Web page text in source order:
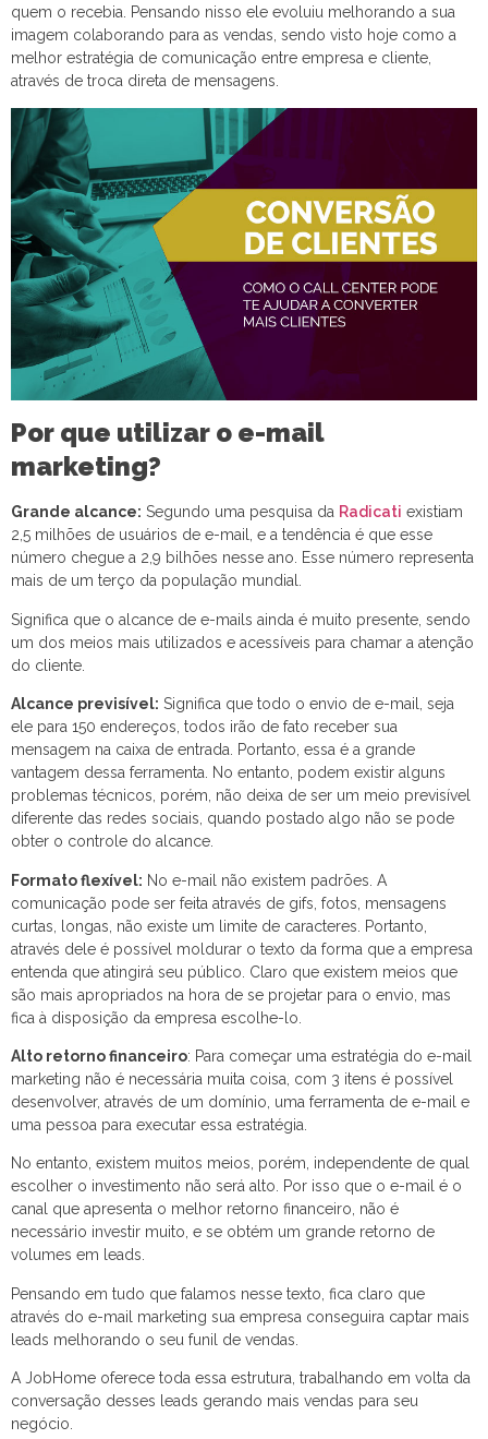
quem o recebia. Pensando nisso ele evoluiu melhorando a sua
imagem colaborando para as vendas, sendo visto hoje como a
melhor estratégia de comunicação entre empresa e cliente,
através de troca direta de mensagens.
Por que utilizar o e-mail
marketing?
Grande alcance: Segundo uma pesquisa da Radicati existiam
2,5 milhões de usuários de e-mail, e a tendência é que esse
número chegue a 2,9 bilhões nesse ano. Esse número representa
mais de um terço da população mundial.
Significa que o alcance de e-mails ainda é muito presente, sendo
um dos meios mais utilizados e acessíveis para chamar a atenção
do cliente.
Alcance previsível: Significa que todo o envio de e-mail, seja
ele para 150 endereços, todos irão de fato receber sua
mensagem na caixa de entrada. Portanto, essa é a grande
vantagem dessa ferramenta. No entanto, podem existir alguns
problemas técnicos, porém, não deixa de ser um meio previsível
diferente das redes sociais, quando postado algo não se pode
obter o controle do alcance.
Formato flexível: No e-mail não existem padrões. A
comunicação pode ser feita através de gifs, fotos, mensagens
curtas, longas, não existe um limite de caracteres. Portanto,
através dele é possível moldurar o texto da forma que a empresa
entenda que atingirá seu público. Claro que existem meios que
são mais apropriados na hora de se projetar para o envio, mas
fica à disposição da empresa escolhe-lo.
Alto retorno financeiro: Para começar uma estratégia do e-mail
marketing não é necessária muita coisa, com 3 itens é possível
desenvolver, através de um domínio, uma ferramenta de e-mail e
uma pessoa para executar essa estratégia.
No entanto, existem muitos meios, porém, independente de qual
escolher o investimento não será alto. Por isso que o e-mail é o
canal que apresenta o melhor retorno financeiro, não é
necessário investir muito, e se obtém um grande retorno de
volumes em leads.
Pensando em tudo que falamos nesse texto, fica claro que
através do e-mail marketing sua empresa conseguira captar mais
leads melhorando o seu funil de vendas.
A JobHome oferece toda essa estrutura, trabalhando em volta da
conversação desses leads gerando mais vendas para seu
negócio.